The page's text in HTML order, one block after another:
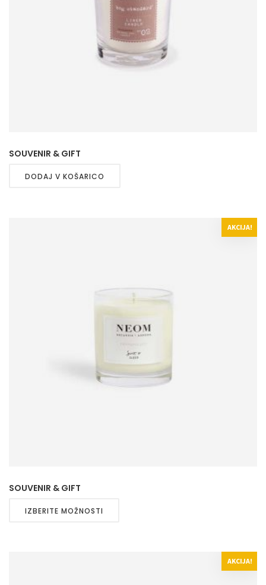
SOUVENIR & GIFT
DODAJ V KOŠARICO
AKCIJA!
SOUVENIR & GIFT
IZBERITE MOŽNOSTI
AKCIJA!